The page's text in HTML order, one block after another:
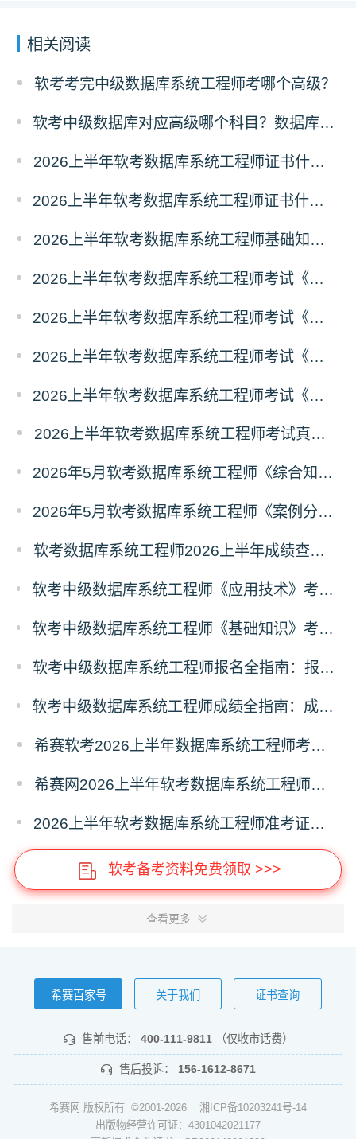
相关阅读
软考考完中级数据库系统工程师考哪个高级？
软考中级数据库对应高级哪个科目？数据库系统工程师对应高级报考指南
2026上半年软考数据库系统工程师证书什么时候能领取？
2026上半年软考数据库系统工程师证书什么时候发放？怎么发放？
2026上半年软考数据库系统工程师基础知识真题及答案汇总
2026上半年软考数据库系统工程师考试《基础知识》真题及答案（4）
2026上半年软考数据库系统工程师考试《基础知识》真题及答案（3）
2026上半年软考数据库系统工程师考试《基础知识》真题及答案（2）
2026上半年软考数据库系统工程师考试《基础知识》真题及答案（1）
2026上半年软考数据库系统工程师考试真题考情分析
2026年5月软考数据库系统工程师《综合知识》真题（考生回忆版）
2026年5月软考数据库系统工程师《案例分析》真题（考生回忆版）
软考数据库系统工程师2026上半年成绩查询时间及入口
软考中级数据库系统工程师《应用技术》考什么？数据库系统工程师应用技术科目考试内容
软考中级数据库系统工程师《基础知识》考什么？数据库系统工程师基础知识科目考试内容
软考中级数据库系统工程师报名全指南：报名时间、入口、流程、资料、注意事项
软考中级数据库系统工程师成绩全指南：成绩查询时间、入口、流程、合格标准、成绩复查
希赛软考2026上半年数据库系统工程师考前20问
希赛网2026上半年软考数据库系统工程师考前几页纸
2026上半年软考数据库系统工程师准考证打印时间5月18日起
软考备考资料免费领取 >>>
查看更多
希赛百家号 关于我们 证书查询
售前电话： 400-111-9811 （仅收市话费）
售后投诉： 156-1612-8671
希赛网 版权所有 ©2001-2026 湘ICP备10203241号-14
出版物经营许可证：4301042021177